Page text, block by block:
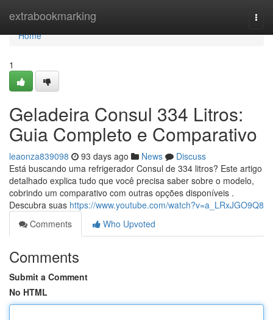
extrabookmarking
Home
Home
1
Geladeira Consul 334 Litros:
Guia Completo e Comparativo
leaonza839098 93 days ago News
Discuss
Está buscando uma refrigerador Consul de 334 litros? Este artigo
detalhado explica tudo que você precisa saber sobre o modelo,
cobrindo um comparativo com outras opções disponíveis .
Descubra suas https://www.youtube.com/watch?v=a_LRxJGO9Q8
Comments
Who Upvoted
Comments
Submit a Comment
No HTML